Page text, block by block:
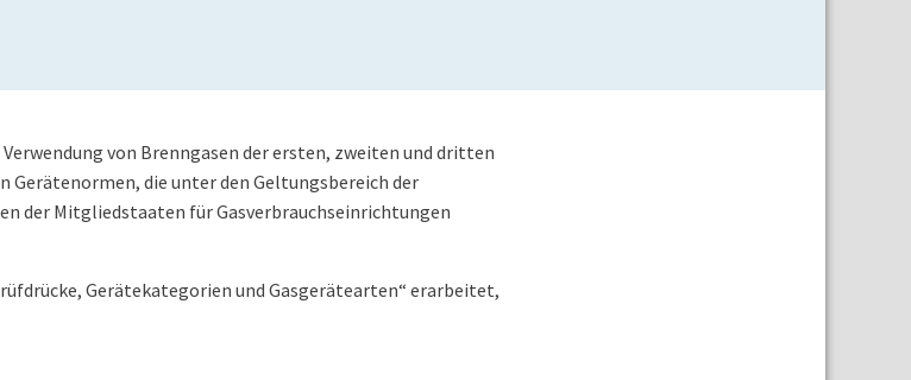
von Brenngasen der ersten, zweiten und dritten
die unter den Geltungsbereich der
der Mitgliedstaaten für Gasverbrauchseinrichtungen
Gerätekategorien und Gasgerätearten“ erarbeitet,